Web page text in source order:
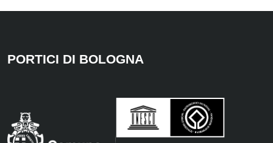
PORTICI DI BOLOGNA